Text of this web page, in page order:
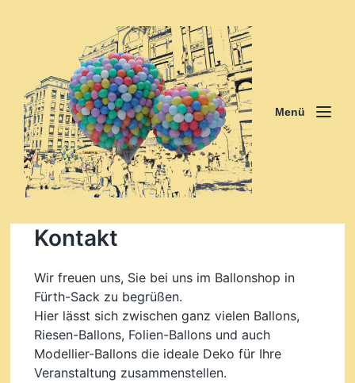
Menü
Kontakt
Wir freuen uns, Sie bei uns im Ballonshop in
Fürth-Sack zu begrüßen.
Hier lässt sich zwischen ganz vielen Ballons,
Riesen-Ballons, Folien-Ballons und auch
Modellier-Ballons die ideale Deko für Ihre
Veranstaltung zusammenstellen.